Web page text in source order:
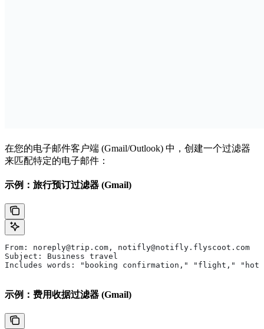
在您的电子邮件客户端 (Gmail/Outlook) 中，创建一个过滤器
来匹配特定的电子邮件：
示例：旅行预订过滤器 (Gmail)
From: noreply@trip.com, notifly@notifly.flyscoot.com
Subject: Business travel
Includes words: "booking confirmation," "flight,"
示例：费用收据过滤器 (Gmail)